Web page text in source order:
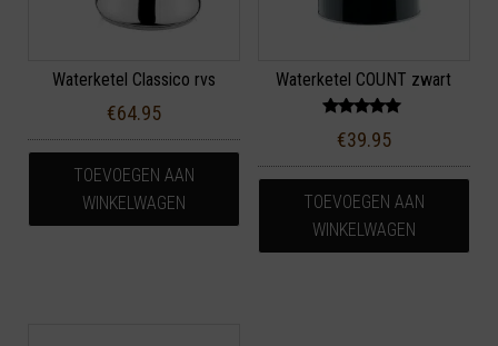
Waterketel Classico rvs
€64.95
TOEVOEGEN AAN
WINKELWAGEN
Waterketel COUNT zwart
d
uit 5
€39.95
TOEVOEGEN AAN
WINKELWAGEN